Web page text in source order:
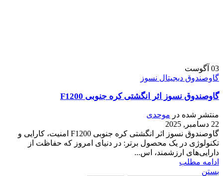
03 آگوست
گاوصندوق دیجیتال نسوز
گاوصندوق نسوز اثر انگشتی کره جنوبی F1200
منتشر شده در موحدی
22 دسامبر, 2025
گاوصندوق نسوز اثر انگشتی کره جنوبی F1200 امنیت، کارایی و
تکنولوژی در یک محصول برتر: در دنیای امروز که حفاظت از
دارایی‌های ارزشمند، اس...
ادامه مطلب
بستن